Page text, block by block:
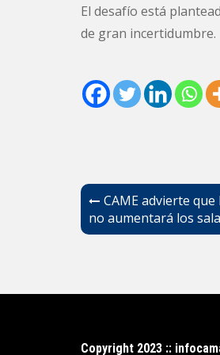
El desafío está
de gran incertidumbre.
Navegación
de
CAME advierte
no aumentará los
Copyright 2023 ::